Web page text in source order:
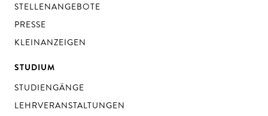
STELLENANGEBOTE
PRESSE
KLEINANZEIGEN
STUDIUM
STUDIENGÄNGE
LEHRVERANSTALTUNGEN